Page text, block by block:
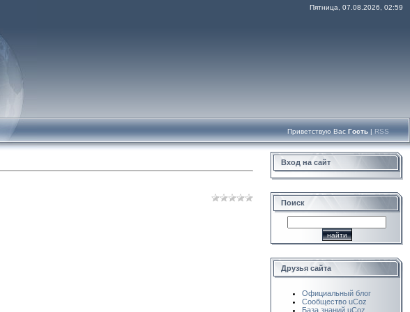
Пятница, 07.08.2026, 02:59
Приветствую Вас Гость | RSS
Вход на сайт
Поиск
Друзья сайта
Официальный блог
Сообщество uCoz
База знаний uCoz